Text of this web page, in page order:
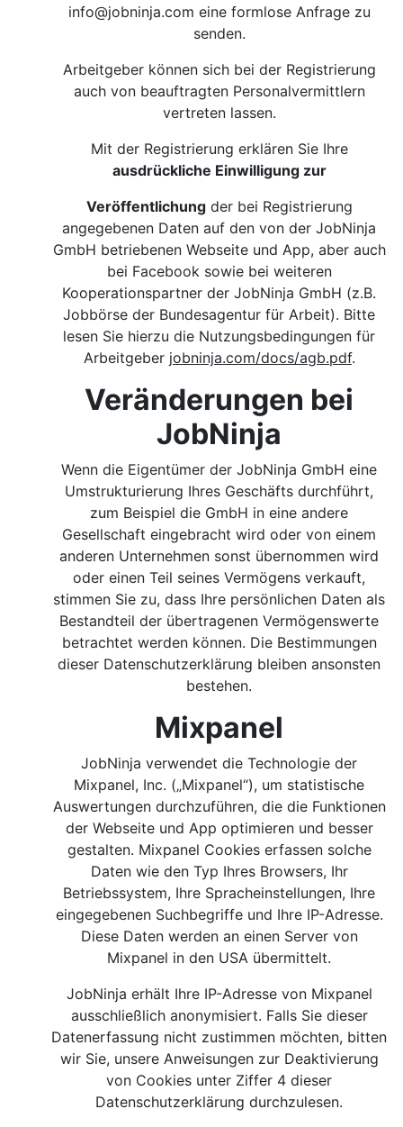
info@jobninja.com eine formlose Anfrage zu
senden.
Arbeitgeber können sich bei der Registrierung
auch von beauftragten Personalvermittlern
vertreten lassen.
Mit der Registrierung erklären Sie Ihre
ausdrückliche Einwilligung zur
Veröffentlichung der bei Registrierung
angegebenen Daten auf den von der JobNinja
GmbH betriebenen Webseite und App, aber auch
bei Facebook sowie bei weiteren
Kooperationspartner der JobNinja GmbH (z.B.
Jobbörse der Bundesagentur für Arbeit). Bitte
lesen Sie hierzu die Nutzungsbedingungen für
Arbeitgeber jobninja.com/docs/agb.pdf.
Veränderungen bei
JobNinja
Wenn die Eigentümer der JobNinja GmbH eine
Umstrukturierung Ihres Geschäfts durchführt,
zum Beispiel die GmbH in eine andere
Gesellschaft eingebracht wird oder von einem
anderen Unternehmen sonst übernommen wird
oder einen Teil seines Vermögens verkauft,
stimmen Sie zu, dass Ihre persönlichen Daten als
Bestandteil der übertragenen Vermögenswerte
betrachtet werden können. Die Bestimmungen
dieser Datenschutzerklärung bleiben ansonsten
bestehen.
Mixpanel
JobNinja verwendet die Technologie der
Mixpanel, Inc. („Mixpanel“), um statistische
Auswertungen durchzuführen, die die Funktionen
der Webseite und App optimieren und besser
gestalten. Mixpanel Cookies erfassen solche
Daten wie den Typ Ihres Browsers, Ihr
Betriebssystem, Ihre Spracheinstellungen, Ihre
eingegebenen Suchbegriffe und Ihre IP-Adresse.
Diese Daten werden an einen Server von
Mixpanel in den USA übermittelt.
JobNinja erhält Ihre IP-Adresse von Mixpanel
ausschließlich anonymisiert. Falls Sie dieser
Datenerfassung nicht zustimmen möchten, bitten
wir Sie, unsere Anweisungen zur Deaktivierung
von Cookies unter Ziffer 4 dieser
Datenschutzerklärung durchzulesen.